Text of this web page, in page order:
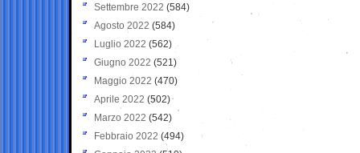
Settembre 2022 (584)
Agosto 2022 (584)
Luglio 2022 (562)
Giugno 2022 (521)
Maggio 2022 (470)
Aprile 2022 (502)
Marzo 2022 (542)
Febbraio 2022 (494)